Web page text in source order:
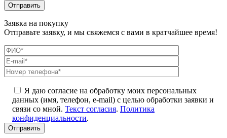
Заявка на покупку
Отправьте заявку, и мы свяжемся с вами в кратчайшее время!
Я даю согласие на обработку моих персональных
данных (имя, телефон, e-mail) с целью обработки заявки и
связи со мной. Текст согласия. Политика
конфиденциальности.